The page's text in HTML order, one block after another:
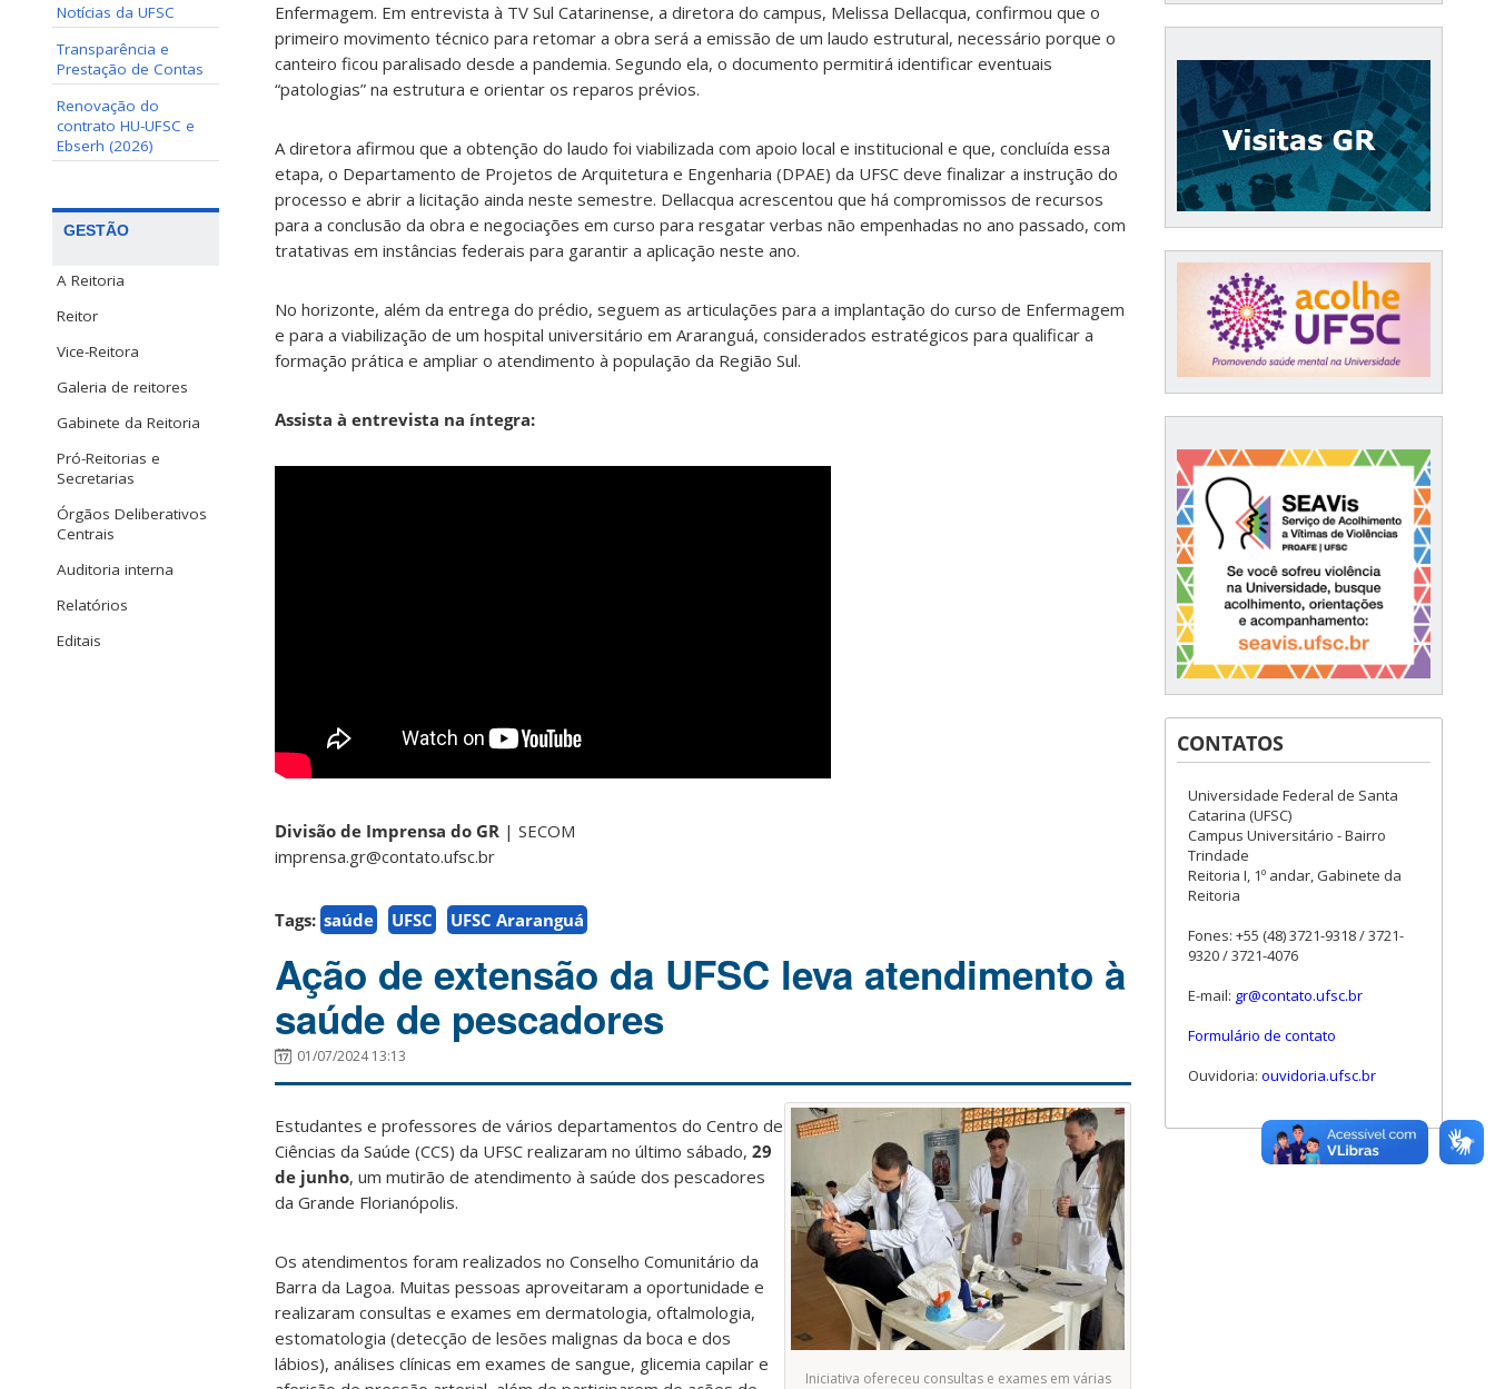
Notícias da UFSC
Transparência e
Prestação de Contas
Renovação do
contrato HU-UFSC e
Ebserh (2026)
GESTÃO
A Reitoria
Reitor
Vice-Reitora
Galeria de reitores
Gabinete da Reitoria
Pró-Reitorias e
Secretarias
Órgãos Deliberativos
Centrais
Auditoria interna
Relatórios
Editais
Enfermagem. Em entrevista à TV Sul Catarinense, a diretora do campus, Melissa Dellacqua, confirmou que o
primeiro movimento técnico para retomar a obra será a emissão de um laudo estrutural, necessário porque o
canteiro ficou paralisado desde a pandemia. Segundo ela, o documento permitirá identificar eventuais
“patologias” na estrutura e orientar os reparos prévios.
A diretora afirmou que a obtenção do laudo foi viabilizada com apoio local e institucional e que, concluída essa
etapa, o Departamento de Projetos de Arquitetura e Engenharia (DPAE) da UFSC deve finalizar a instrução do
processo e abrir a licitação ainda neste semestre. Dellacqua acrescentou que há compromissos de recursos
para a conclusão da obra e negociações em curso para resgatar verbas não empenhadas no ano passado, com
tratativas em instâncias federais para garantir a aplicação neste ano.
No horizonte, além da entrega do prédio, seguem as articulações para a implantação do curso de Enfermagem
e para a viabilização de um hospital universitário em Araranguá, considerados estratégicos para qualificar a
formação prática e ampliar o atendimento à população da Região Sul.
Assista à entrevista na íntegra:
Divisão de Imprensa do GR | SECOM
imprensa.gr@contato.ufsc.br
Tags: saúde UFSC UFSC Araranguá
Ação de extensão da UFSC leva atendimento à
saúde de pescadores
01/07/2024 13:13
Iniciativa ofereceu consultas e exames em várias
Estudantes e professores de vários departamentos do Centro de
Ciências da Saúde (CCS) da UFSC realizaram no último sábado, 29
de junho, um mutirão de atendimento à saúde dos pescadores
da Grande Florianópolis.
Os atendimentos foram realizados no Conselho Comunitário da
Barra da Lagoa. Muitas pessoas aproveitaram a oportunidade e
realizaram consultas e exames em dermatologia, oftalmologia,
estomatologia (detecção de lesões malignas da boca e dos
lábios), análises clínicas em exames de sangue, glicemia capilar e
CONTATOS
Universidade Federal de Santa
Catarina (UFSC)
Campus Universitário - Bairro
Trindade
Reitoria I, 1º andar, Gabinete da
Reitoria
Fones: +55 (48) 3721-9318 / 3721-
9320 / 3721-4076
E-mail: gr@contato.ufsc.br
Formulário de contato
Ouvidoria: ouvidoria.ufsc.br